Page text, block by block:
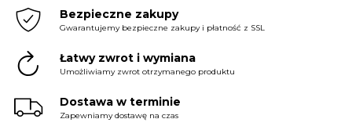
Bezpieczne zakupy
Gwarantujemy bezpieczne zakupy i płatność z SSL
Łatwy zwrot i wymiana
Umożliwiamy zwrot otrzymanego produktu
Dostawa w terminie
Zapewniamy dostawę na czas